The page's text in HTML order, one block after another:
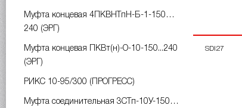
Муфта концевая 4ПКВНТпН-Б-1-150…
240 (ЭРГ)
Муфта концевая ПКВт(н)-О-10-150...240
(ЭРГ)
РИКС 10-95/300 (ПРОГРЕСС)
Муфта соединительная 3СТп-10У-150…
SDI27